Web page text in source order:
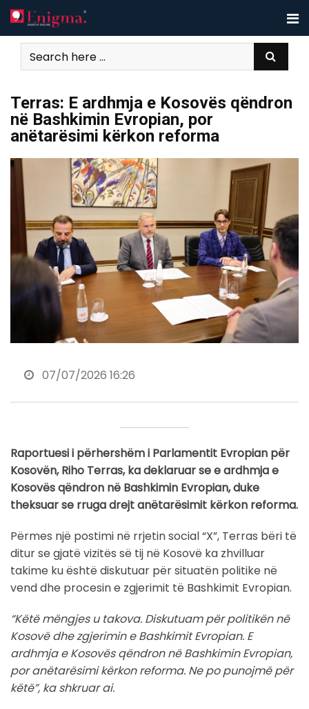
Skip
to
content
Terras: E ardhmja e Kosovës qëndron
në Bashkimin Evropian, por
anëtarësimi kërkon reforma
07/07/2026 16:26
Raportuesi i përhershëm i Parlamentit Evropian për
Kosovën, Riho Terras, ka deklaruar se e ardhmja e
Kosovës qëndron në Bashkimin Evropian, duke
theksuar se rruga drejt anëtarësimit kërkon reforma.
Përmes një postimi në rrjetin social “X”, Terras bëri të
ditur se gjatë vizitës së tij në Kosovë ka zhvilluar
takime ku është diskutuar për situatën politike në
vend dhe procesin e zgjerimit të Bashkimit Evropian.
“Këtë mëngjes u takova. Diskutuam për politikën në
Kosovë dhe zgjerimin e Bashkimit Evropian. E
ardhmja e Kosovës qëndron në Bashkimin Evropian,
por anëtarësimi kërkon reforma. Ne po punojmë për
këtë”, ka shkruar ai.